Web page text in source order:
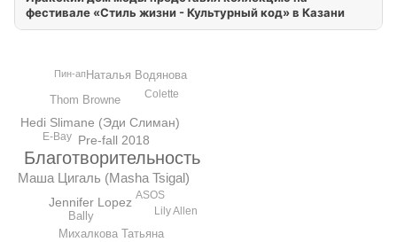
фестивале «Стиль жизни - Культурный код» в Казани
Благотворительность
Маша Цигаль (Masha Tsigal)
Pre-fall 2018
Hedi Slimane (Эди Слиман)
Jennifer Lopez
Thom Browne
Bally
Михалкова Татьяна
Наталья Водянова
Lily Allen
ASOS
E-Bay
Colette
Пин-ап